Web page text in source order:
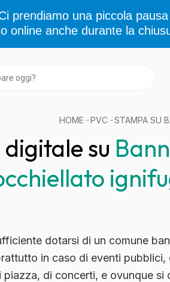
prendiamo una piccola
online anche durante la
HOME ·PVC ·STAMPA SU
su
dotarsi di un comune
in caso di eventi pubblici,
piazza, di concerti, e ovunque si